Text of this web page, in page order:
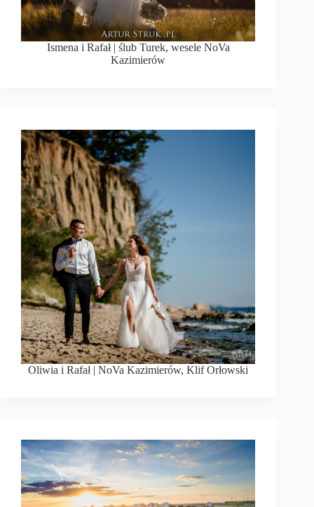
Ismena i Rafał | ślub Turek, wesele NoVa
Kazimierów
Oliwia i Rafał | NoVa Kazimierów, Klif Orłowski